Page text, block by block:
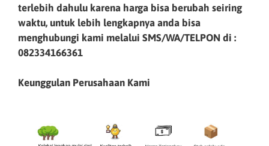
terlebih dahulu karena harga bisa berubah seiring
waktu, untuk lebih lengkapnya anda bisa
menghubungi kami melalui SMS/WA/TELPON di :
082334166361
Keunggulan Perusahaan Kami